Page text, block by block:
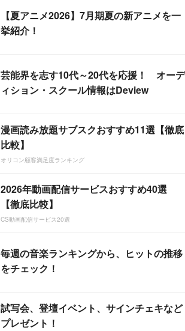
【夏アニメ2026】7月期夏の新アニメを一
挙紹介！
芸能界を志す10代～20代を応援！ オーデ
ィション・スクール情報はDeview
漫画読み放題サブスクおすすめ11選【徹底
比較】
オリコン顧客満足度ランキング
2026年動画配信サービスおすすめ40選
【徹底比較】
CS動画配信サービス20選
毎週の音楽ランキングから、ヒットの推移
をチェック！
試写会、登壇イベント、サインチェキなど
プレゼント！